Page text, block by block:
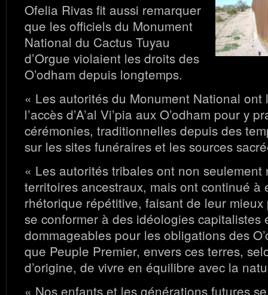
Ofelia Rivas fit aussi remarquer
que les officiels du Monument
National du Cactus Tuyau
d’Orgue violaient les droits des
O’odham depuis longtemps.
« Les autorités du Monument National ont
l’accès d’A’al Vi’pia aux O’odham pour y
cérémonies, traditionnelles depuis des
sur les sites funéraires et les sources
« Les autorités tribales ont non seulement
territoires ancestraux, mais ont continué à
rhétorique répétitive, faisant de leur
se conformer à des idéologies capitalistes
dommageables pour les obligations des
que Peuple Premier, envers ces terres,
d’origine, de vivre en équilibre avec la
« Nos enfants et les générations futures